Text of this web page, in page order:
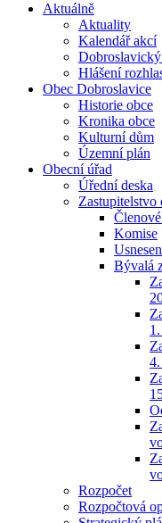
Aktuálně
Aktuality
Kalendář akcí
Hlášení
Obec Dobroslavice
Historie obce
Kronika obce
Kulturní dům
Územní plán
Obecní úřad
Úřední deska
Zastupitelstvo
Komise
Bývalá
Rozpočet
Rozpočtová